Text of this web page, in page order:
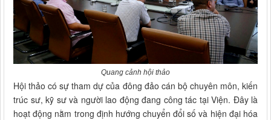
Quang cảnh hội thảo
Hội thảo có sự tham dự của đông đảo cán bộ chuyên môn, kiến
trúc sư, kỹ sư và người lao động đang công tác tại Viện. Đây là
hoạt động nằm trong định hướng chuyển đổi số và hiện đại hóa